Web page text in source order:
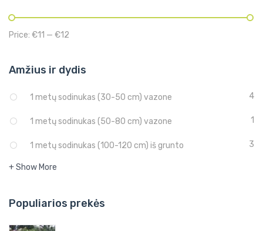
Price: €11 — €12
Amžius ir dydis
1 metų sodinukas (30-50 cm) vazone 4
1 metų sodinukas (50-80 cm) vazone 1
1 metų sodinukas (100-120 cm) iš grunto 3
+ Show More
Populiarios prekės